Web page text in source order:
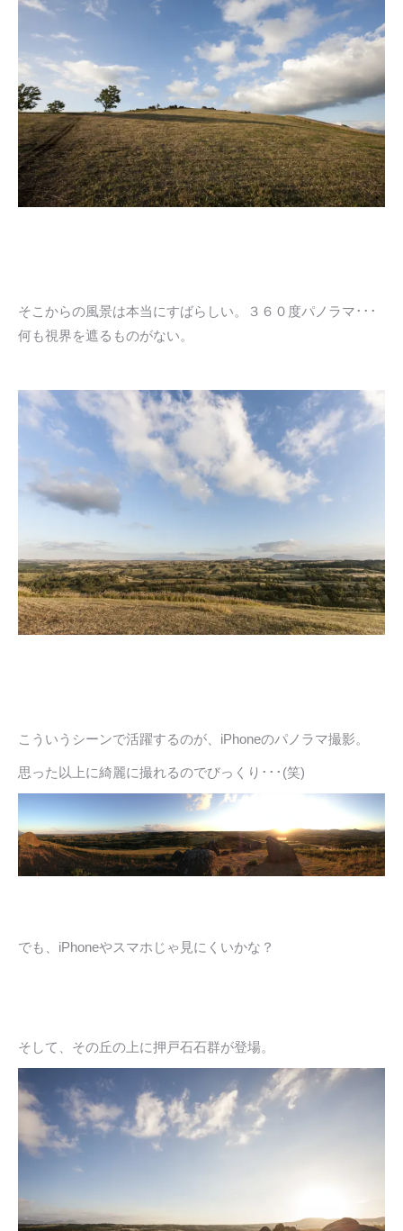
そこからの風景は本当にすばらしい。３６０度パノラマ･･･
何も視界を遮るものがない。
こういうシーンで活躍するのが、iPhoneのパノラマ撮影。
思った以上に綺麗に撮れるのでびっくり･･･(笑)
でも、iPhoneやスマホじゃ見にくいかな？
そして、その丘の上に押戸石石群が登場。